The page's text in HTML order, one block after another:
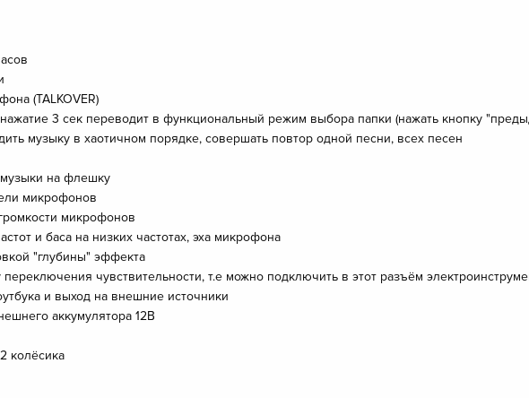
(TALKOVER)
3 сек переводит в функциональный режим выбора папки (нажать кнопку
музыку в хаотичном порядке, совершать повтор одной песни, всех песен
на флешку
микрофонов
микрофонов
и баса на низких частотах, эха микрофона
"глубины" эффекта
чувствительности, т.е можно подключить в этот разъём
и выход на внешние источники
аккумулятора 12В
колёсика